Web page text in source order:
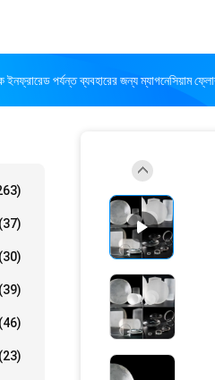
ইনফ্রারেড পর্যন্ত ব্যবহারের জন্য ম্যাগনেসিয়াম
(37)
(30)
(39)
(46)
(23)